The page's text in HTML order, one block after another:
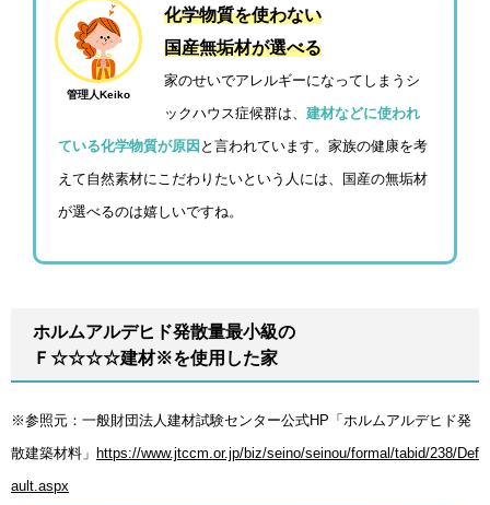
管理人Keiko
化学物質を使わない
国産無垢材が選べる
家のせいでアレルギーになってしまうシ
ックハウス症候群は、 建材などに使われ
ている化学物質が原因 と言われています。家族の健康を考
えて自然素材にこだわりたいという人には、国産の無垢材
が選べるのは嬉しいですね。
ホルムアルデヒド発散量最小級の
Ｆ☆☆☆☆建材※を使用した家
※参照元：一般財団法人建材試験センター公式HP「ホルムアルデヒド発
散建築材料」 https://www.jtccm.or.jp/biz/seino/seinou/formal/tabid/238/Def
ault.aspx